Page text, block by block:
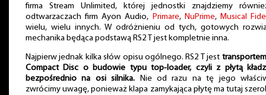
firma Stream Unlimited, której jednostki znajdziemy
odtwarzaczach firm Ayon Audio, Primare, NuPrime, Musical
wielu, wielu innych. W odróżnieniu od tych, gotowych
mechanika będąca podstawą RS2 T jest kompletnie inna.
Najpierw jednak kilka słów opisu ogólnego. RS2 T jest
Compact Disc o budowie typu top-loader, czyli z płytą
bezpośrednio na osi silnika. Nie od razu na tę jego
zwrócimy uwagę, ponieważ klapa zamykająca płytę ma tutaj